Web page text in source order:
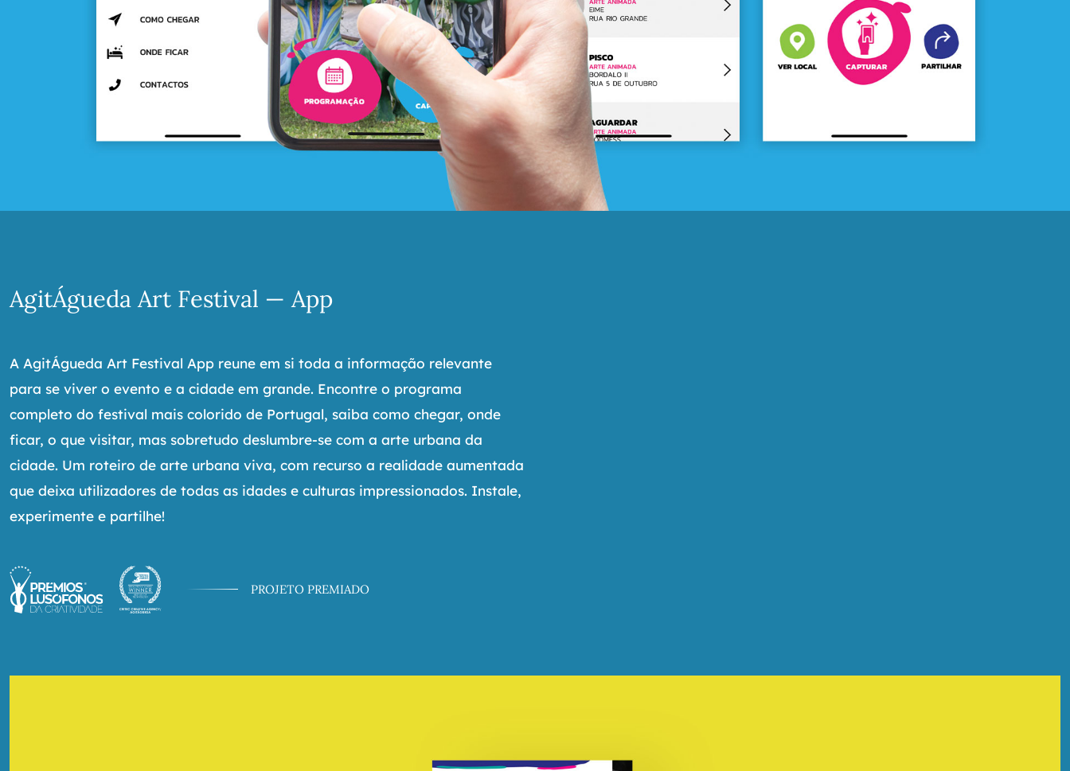
AgitÁgueda Art Festival — App
A AgitÁgueda Art Festival App reune em si toda a informação relevante
para se viver o evento e a cidade em grande. Encontre o programa
completo do festival mais colorido de Portugal, saiba como chegar, onde
ficar, o que visitar, mas sobretudo deslumbre-se com a arte urbana da
cidade. Um roteiro de arte urbana viva, com recurso a realidade aumentada
que deixa utilizadores de todas as idades e culturas impressionados. Instale,
experimente e partilhe!
PROJETO PREMIADO